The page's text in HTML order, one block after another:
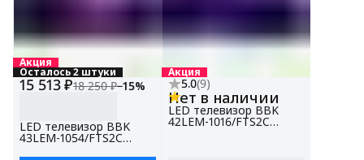
Акция
Осталось 2 штуки
15 513 ₽18 250 ₽−15%
LED телевизор BBK
43LEM-1054/FTS2C
Акция
5.0(9)
Нет в наличии
LED телевизор BBK
42LEM-1016/FTS2C